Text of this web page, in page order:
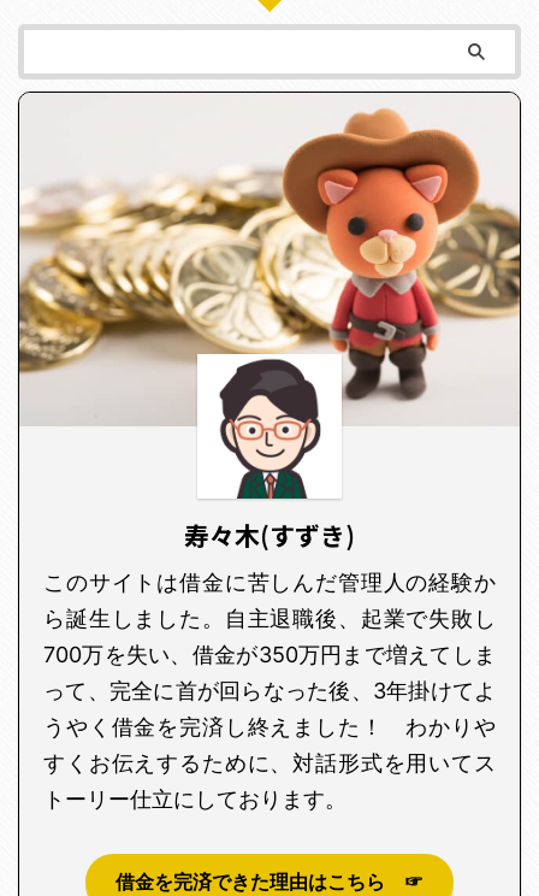
寿々木(すずき)
このサイトは借金に苦しんだ管理人の経験か
ら誕生しました。自主退職後、起業で失敗し
700万を失い、借金が350万円まで増えてしま
って、完全に首が回らなった後、3年掛けてよ
うやく借金を完済し終えました！ わかりや
すくお伝えするために、対話形式を用いてス
トーリー仕立にしております。
借金を完済できた理由はこちら ☞